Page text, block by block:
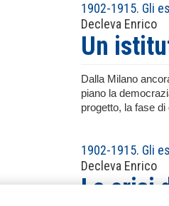
1902-1915. Gli
Decleva Enrico
Un
Dalla Milano
piano la
progetto, la fase
1902-1915. Gli
Decleva Enrico
La crisi